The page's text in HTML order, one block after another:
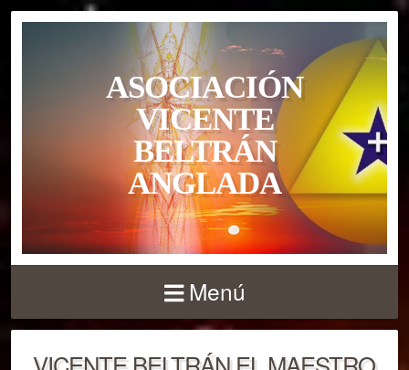
ASOCIACIÓN
VICENTE
BELTRÁN
ANGLADA
Menú